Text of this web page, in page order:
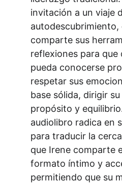
invitación a un viaje
autodescubrimiento,
comparte sus
reflexiones para que
pueda conocerse
respetar sus
base sólida, dirigir
propósito y
audiolibro radica en
para traducir la
que Irene comparte
formato íntimo y
permitiendo que su